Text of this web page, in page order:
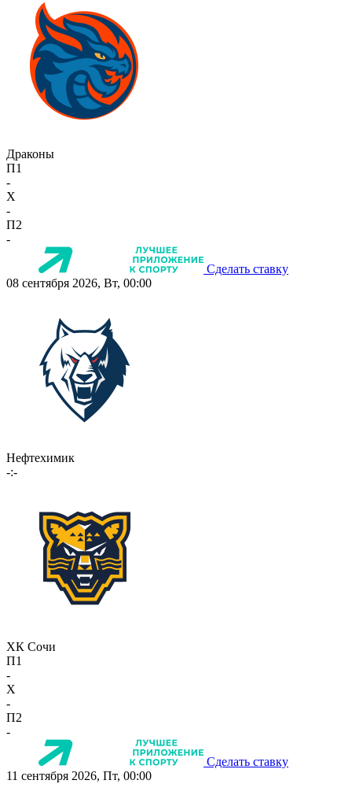
Драконы
П1
-
X
-
П2
-
Сделать ставку
08 сентября 2026, Вт, 00:00
Нефтехимик
-:-
ХК Сочи
П1
-
X
-
П2
-
Сделать ставку
11 сентября 2026, Пт, 00:00